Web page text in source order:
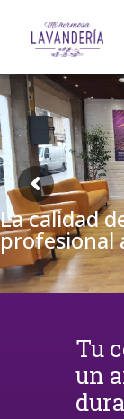
La calidad
profesional
Tu
un